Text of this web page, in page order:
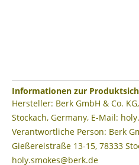
Informationen zur
Hersteller: Berk GmbH & Co.
Stockach, Germany, E-Mail:
Verantwortliche Person: Berk
Gießereistraße 13-15, 78333
holy.smokes@berk.de